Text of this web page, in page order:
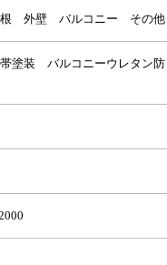
根 外壁 バルコニー その他
塗装 バルコニーウレタン防